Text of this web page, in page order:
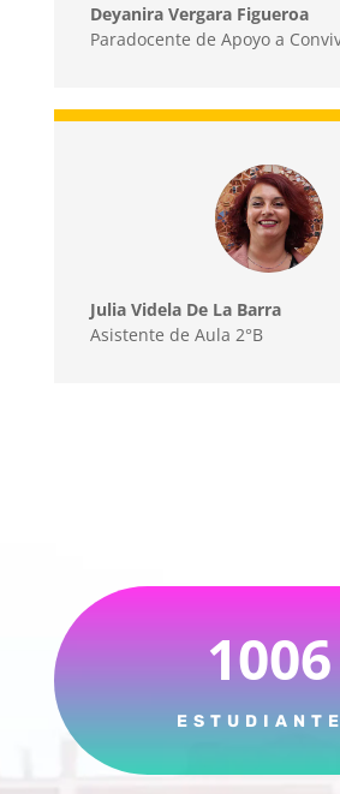
Deyanira Vergara Figueroa
Paradocente de Apoyo a
Julia Videla De La Barra
Asistente de Aula 2°B
1006